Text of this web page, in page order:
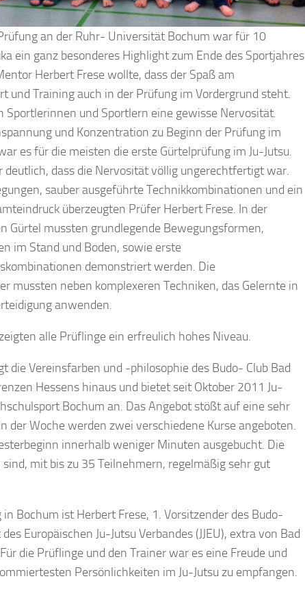
an der Ruhr- Universität Bochum war für 10
ein ganz besonderes Highlight zum Ende des Sportjahres
Herbert Frese wollte, dass der Spaß am
und Training auch in der Prüfung im Vordergrund steht.
Sportlerinnen und Sportlern eine gewisse Nervosität.
und Konzentration zu Beginn der Prüfung im
es für die meisten die erste Gürtelprüfung im Ju-Jutsu.
deutlich, dass die Nervosität völlig ungerechtfertigt war.
sauber ausgeführte Technikkombinationen und ein
überzeugten Prüfer Herbert Frese. In der
Gürtel mussten grundlegende Bewegungsformen,
im Stand und Boden, sowie erste
demonstriert werden. Die
mussten neben komplexeren Techniken, das Gelernte in
anwenden.
alle Prüflinge ein erfreulich hohes Niveau.
die Vereinsfarben und -philosophie des Budo- Club Bad
Hessens hinaus und bietet seit Oktober 2011 Ju-
Bochum an. Das Angebot stößt auf eine sehr
der Woche werden zwei verschiedene Kurse angeboten.
innerhalb weniger Minuten ausgebucht. Die
mit bis zu 35 Teilnehmern, regelmäßig sehr gut
Bochum ist Herbert Frese, 1. Vorsitzender des Budo-
Europäischen Ju-Jutsu Verbandes (JJEU), extra von Bad
die Prüflinge und den Trainer war es eine Freude und
Persönlichkeiten im Ju-Jutsu zu empfangen.